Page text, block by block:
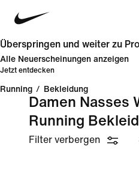
Überspringen und weiter zu
Alle Neuerscheinungen anzeigen
Jetzt entdecken
Running / Bekleidung
Damen Nasses
Running
Filter verbergen